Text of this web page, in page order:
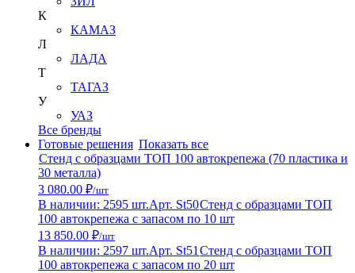
К
КАМАЗ
Л
ЛАДА
Т
ТАГАЗ
У
УАЗ
Все бренды
Готовые решения Показать все
Стенд с образцами ТОП 100 автокрепежа (70 пластика и
30 металла)
3 080.00 ₽/шт
В наличии: 2595 шт.Арт. St50Стенд с образцами ТОП
100 автокрепежа с запасом по 10 шт
13 850.00 ₽/шт
В наличии: 2597 шт.Арт. St51 Стенд с образцами ТОП
100 автокрепежа с запасом по 20 шт